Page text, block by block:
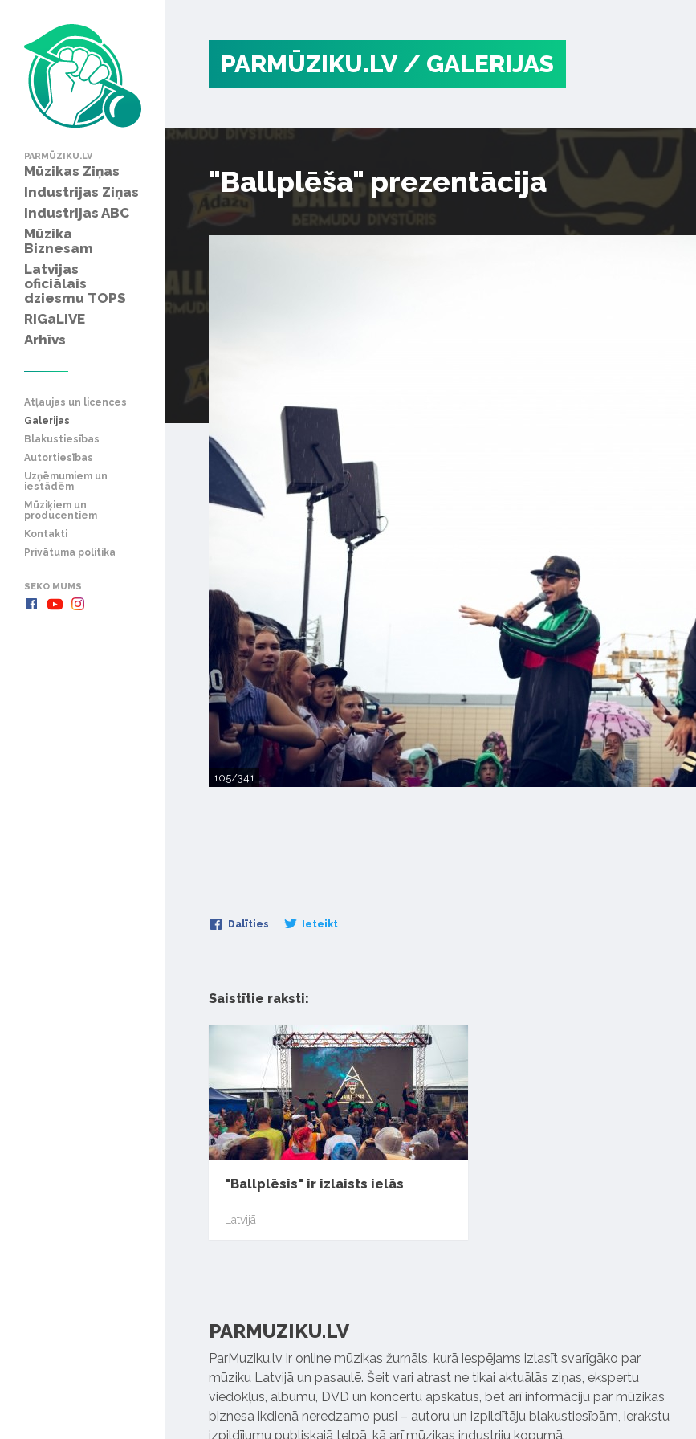
PARMŪZIKU.LV
Mūzikas Ziņas
Industrijas Ziņas
Industrijas ABC
Mūzika
Biznesam
Latvijas
oficiālais
dziesmu TOPS
RIGaLIVE
Arhīvs
Atļaujas un licences
Galerijas
Blakustiesības
Autortiesības
Uzņēmumiem un
iestādēm
Mūziķiem un
producentiem
Kontakti
Privātuma politika
SEKO MUMS
PARMŪZIKU.LV / GALERIJAS
"Ballplēša" prezentācija
105/341
Dalīties Ieteikt
Saistītie raksti:
"Ballplēsis" ir izlaists ielās
Latvijā
PARMUZIKU.LV
ParMuziku.lv ir online mūzikas žurnāls, kurā iespējams izlasīt svarīgāko par
mūziku Latvijā un pasaulē. Šeit vari atrast ne tikai aktuālās ziņas, ekspertu
viedokļus, albumu, DVD un koncertu apskatus, bet arī informāciju par mūzikas
biznesa ikdienā neredzamo pusi – autoru un izpildītāju blakustiesībām, ierakstu
izpildījumu publiskajā telpā, kā arī mūzikas industriju kopumā.